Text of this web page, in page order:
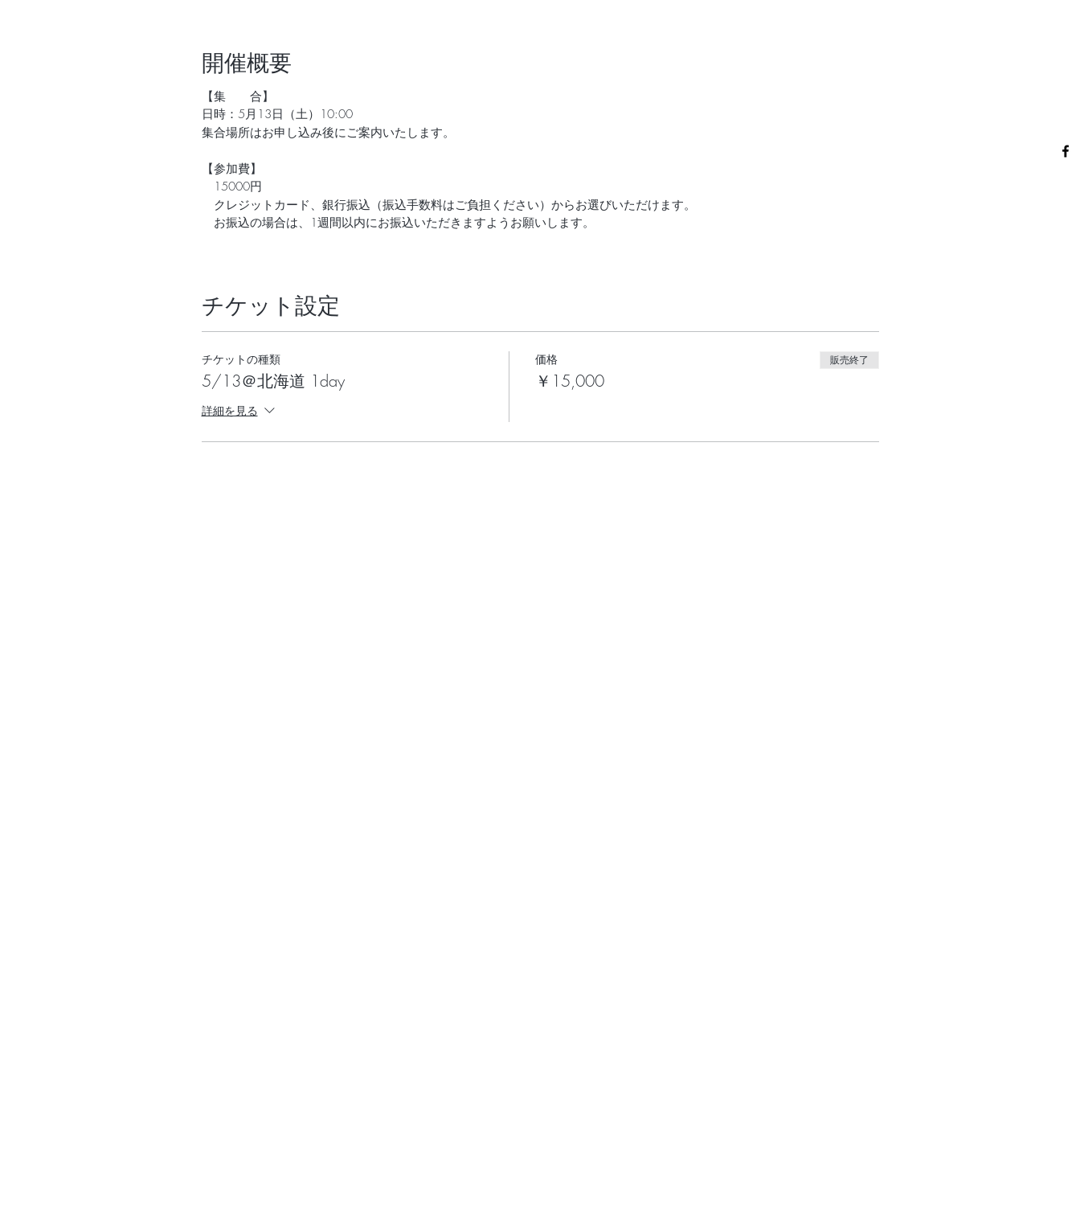
開催概要
【集 合】
日時：5月13日（土）10:00
集合場所はお申し込み後にご案内いたします。
【参加費】
15000円
クレジットカード、銀行振込（振込手数料はご負担ください）からお選びいただけます。
お振込の場合は、1週間以内にお振込いただきますようお願いします。
なんらかのご都合でご参加できなくなった場合、下記に基づき、キャンセル料を頂戴いたします。
＊開催日の11日前以前 無料
＊開催日の3日前〜前日 50％
＊当日 100％
※キャンセルの返金にかかる振込手数料はご負担いただくことになります。
チケット設定
チケットの種類
5/13＠北海道 1day
詳細を見る
価格
￥15,000
販売終了